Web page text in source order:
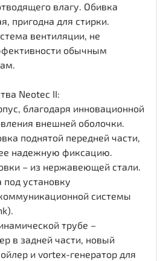
влагу. Обивка
пригодна для стирки.
вентиляции, не
обычным
Neotec II:
благодаря инновационной
внешней оболочки.
поднятой передней части,
надежную фиксацию.
– из нержавеющей стали.
под установку
системы
трубе –
в задней части, новый
и vortex-генератор для